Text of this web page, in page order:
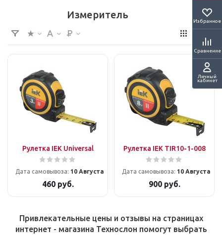
Избранное
Сравнение
Личный
кабинет
Измеритель
Рулетка IEK Universal
Дата самовывоза: 10 Августа
460руб.
Рулетка IEK TIR10-1-008
Дата самовывоза: 10 Августа
900руб.
Привлекательные цены и отзывы на страницах
интернет - магазина Технослон помогут выбрать